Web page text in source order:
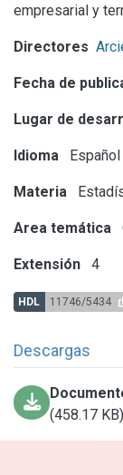
empresarial y
Directores
Fecha de
Lugar de
Idioma Español
Materia
Area temática
Extensión 4
HDL 11746/5434
Descargas
(458.17 KB)